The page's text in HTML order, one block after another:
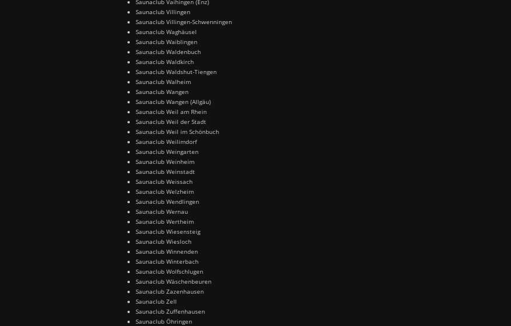
Saunaclub Vaihingen (Enz)
Saunaclub Villingen
Saunaclub Villingen-Schwenningen
Saunaclub Waghäusel
Saunaclub Waiblingen
Saunaclub Waldenbuch
Saunaclub Waldkirch
Saunaclub Waldshut-Tiengen
Saunaclub Walheim
Saunaclub Wangen
Saunaclub Wangen (Allgäu)
Saunaclub Weil am Rhein
Saunaclub Weil der Stadt
Saunaclub Weil im Schönbuch
Saunaclub Weilimdorf
Saunaclub Weingarten
Saunaclub Weinheim
Saunaclub Weinstadt
Saunaclub Weissach
Saunaclub Welzheim
Saunaclub Wendlingen
Saunaclub Wernau
Saunaclub Wertheim
Saunaclub Wiesensteig
Saunaclub Wiesloch
Saunaclub Winnenden
Saunaclub Winterbach
Saunaclub Wolfschlugen
Saunaclub Wäschenbeuren
Saunaclub Zazenhausen
Saunaclub Zell
Saunaclub Zuffenhausen
Saunaclub Öhringen